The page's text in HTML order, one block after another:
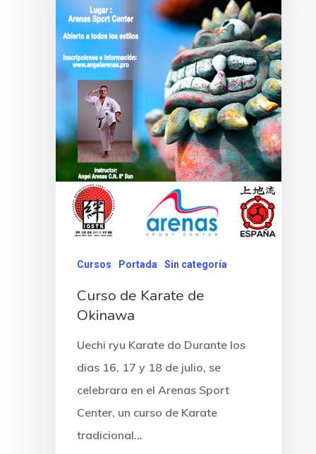
Cursos Portada Sin categoría
Curso de Karate de
Okinawa
Uechi ryu Karate do Durante los
dias 16, 17 y 18 de julio, se
celebrara en el Arenas Sport
Center, un curso de Karate
tradicional…